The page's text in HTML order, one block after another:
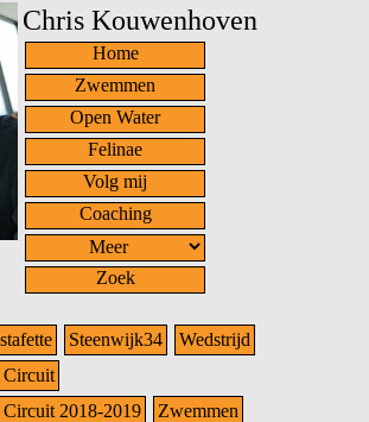
Chris Kouwenhoven
Home
Zwemmen
Open Water
Felinae
Volg mij
Coaching
Zoek
Steenwijk34
Wedstrijd
Circuit
Circuit 2018-2019
Zwemmen